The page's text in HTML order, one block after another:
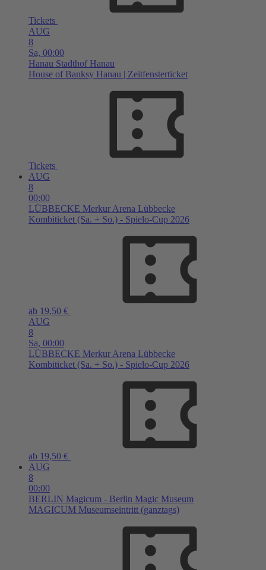
Tickets
AUG
8
Sa, 00:00
Hanau Stadthof Hanau
House of Banksy Hanau | Zeitfensterticket
Tickets
AUG
8
00:00
LÜBBECKE Merkur Arena Lübbecke
Kombiticket (Sa. + So.) - Spielo-Cup 2026
ab 19,50 €
AUG
8
Sa, 00:00
LÜBBECKE Merkur Arena Lübbecke
Kombiticket (Sa. + So.) - Spielo-Cup 2026
ab 19,50 €
AUG
8
00:00
BERLIN Magicum - Berlin Magic Museum
MAGICUM Museumseintritt (ganztags)